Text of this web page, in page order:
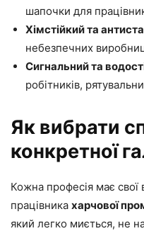
шапочки для
Хімстійкий та
небезпечних
Сигнальний та
робітників,
Як вибрати
конкретної
Кожна професія має
працівника харчової
який легко миється, не